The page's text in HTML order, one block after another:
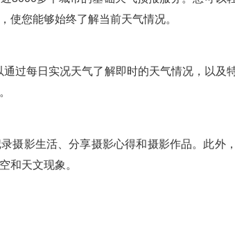
使您能够始终了解当前天气情况。
过每日实况天气了解即时的天气情况，以及
摄影生活、分享摄影心得和摄影作品。此外
和天文现象。